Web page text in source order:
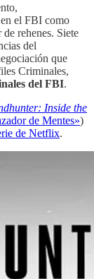
el FBI como
rehenes. Siete
del
que
Criminales,
del FBI.
Inside the
de Mentes»)
de Netflix.